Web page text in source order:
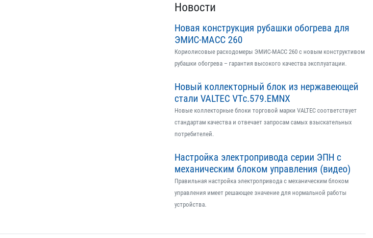
Новости
Новая конструкция рубашки обогрева для
ЭМИС-МАСС 260
Кориолисовые расходомеры ЭМИС-МАСС 260 с новым конструктивом
рубашки обогрева – гарантия высокого качества эксплуатации.
Новый коллекторный блок из нержавеющей
стали VALTEC VTс.579.EMNX
Новые коллекторные блоки торговой марки VALTEC соответствует
стандартам качества и отвечает запросам самых взыскательных
потребителей.
Настройка электропривода серии ЭПН с
механическим блоком управления (видео)
Правильная настройка электропривода с механическим блоком
управления имеет решающее значение для нормальной работы
устройства.